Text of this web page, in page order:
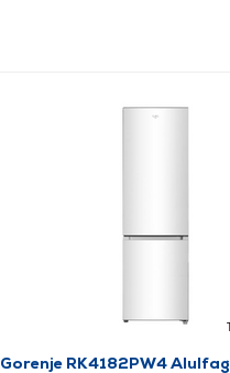
Gorenje RK4182PW4